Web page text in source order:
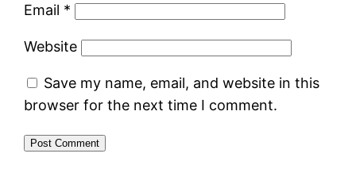
Email *
Website
Save my name, email, and website in this
browser for the next time I comment.